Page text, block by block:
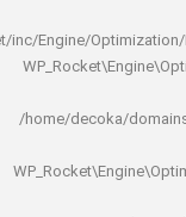
rocket/inc/Engine/
/home/